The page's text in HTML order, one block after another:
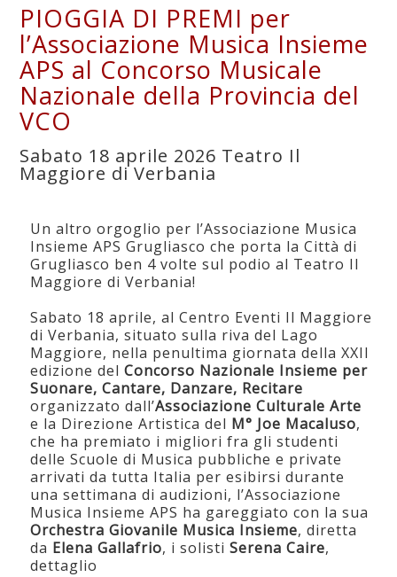
PIOGGIA DI PREMI per
l’Associazione Musica Insieme
APS al Concorso Musicale
Nazionale della Provincia del
VCO
Sabato 18 aprile 2026 Teatro Il
Maggiore di Verbania
Un altro orgoglio per l’Associazione Musica
Insieme APS Grugliasco che porta la Città di
Grugliasco ben 4 volte sul podio al Teatro Il
Maggiore di Verbania!
Sabato 18 aprile, al Centro Eventi Il Maggiore
di Verbania, situato sulla riva del Lago
Maggiore, nella penultima giornata della XXII
edizione delConcorso Nazionale Insieme per
Suonare, Cantare, Danzare, Recitare
organizzato dall’Associazione Culturale Arte
e la Direzione Artistica del M° Joe Macaluso,
che ha premiato i migliori fra gli studenti
delle Scuole di Musica pubbliche e private
arrivati da tutta Italia per esibirsi durante
una settimana di audizioni, l’Associazione
Musica Insieme APS ha gareggiato con la sua
Orchestra Giovanile Musica Insieme, diretta
da Elena Gallafrio, i solistiSerena Caire,
dettaglio